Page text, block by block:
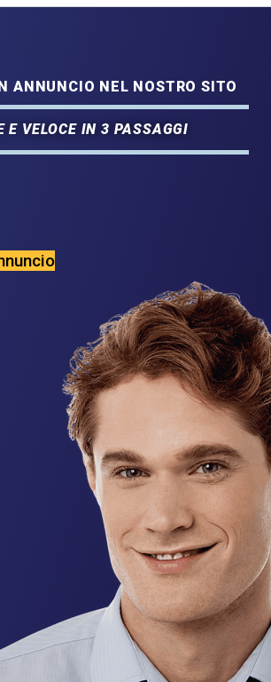
ANNUNCIO NEL NOSTRO SITO
E VELOCE IN 3 PASSAGGI